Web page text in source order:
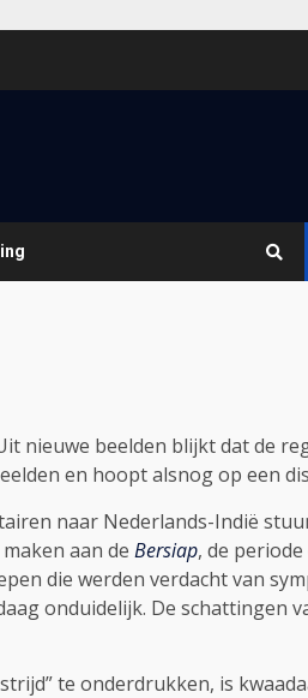
nieuwe beelden blijkt dat de
en hoopt alsnog op een
naar Nederlands-Indië
aan de Bersiap, de
die werden verdacht van
onduidelijk. De schattingen
te onderdrukken, is